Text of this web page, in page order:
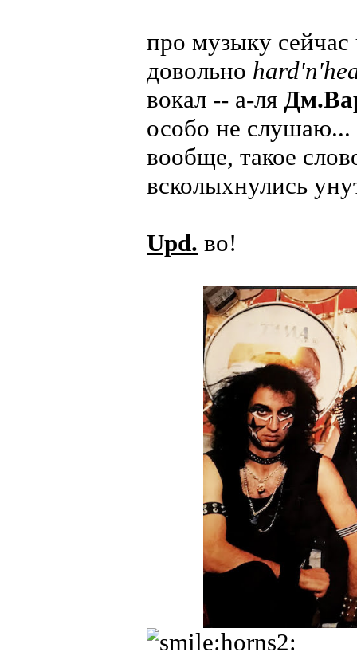
про музыку
довольно
вокал -- а-ля
особо не слушаю...
вообще, такое
всколыхнулись
Upd. во!